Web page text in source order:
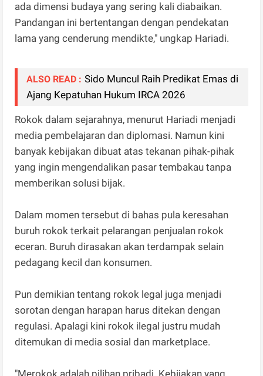
ada dimensi budaya yang sering kali diabaikan.
Pandangan ini bertentangan dengan pendekatan
lama yang cenderung mendikte," ungkap Hariadi.
ALSO READ : Sido Muncul Raih Predikat Emas di
Ajang Kepatuhan Hukum IRCA 2026
Rokok dalam sejarahnya, menurut Hariadi menjadi
media pembelajaran dan diplomasi. Namun kini
banyak kebijakan dibuat atas tekanan pihak-pihak
yang ingin mengendalikan pasar tembakau tanpa
memberikan solusi bijak.
Dalam momen tersebut di bahas pula keresahan
buruh rokok terkait pelarangan penjualan rokok
eceran. Buruh dirasakan akan terdampak selain
pedagang kecil dan konsumen.
Pun demikian tentang rokok legal juga menjadi
sorotan dengan harapan harus ditekan dengan
regulasi. Apalagi kini rokok ilegal justru mudah
ditemukan di media sosial dan marketplace.